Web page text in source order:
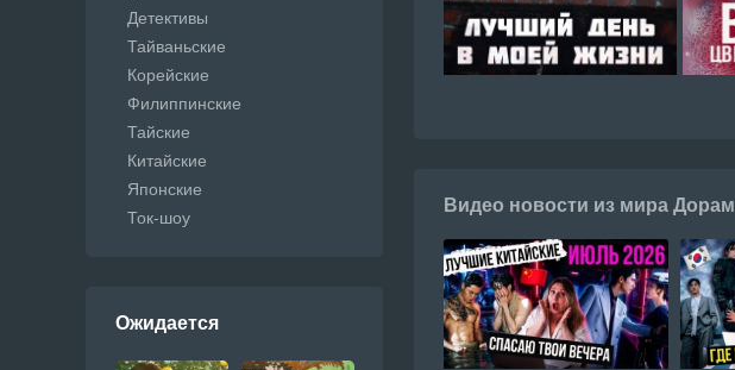
Видео новости из мира Дорам
Детективы
Тайваньские
Корейские
Филиппинские
Тайские
Китайские
Японские
Ток-шоу
Ожидается